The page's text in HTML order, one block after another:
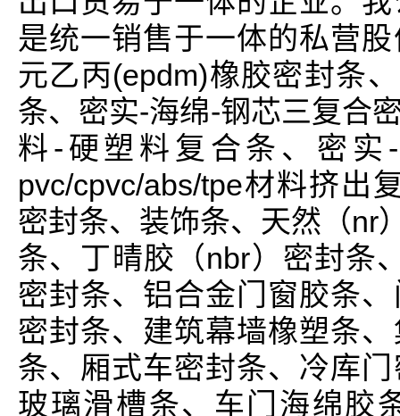
是统一销售于一体的私营
元乙丙(epdm)橡胶密封条
条、密实-海绵-钢芯三复合
料-硬塑料复合条、密
pvc/cpvc/abs/tpe材料挤出
密封条、装饰条、天然（nr
条、丁晴胶（nbr）密封条
密封条、铝合金门窗胶条
密封条、建筑幕墙橡塑条
条、厢式车密封条、冷库
玻璃滑槽条、车门海绵胶